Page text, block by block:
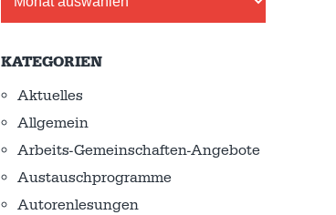
KATEGORIEN
Aktuelles
Allgemein
Arbeits-Gemeinschaften-Angebote
Austausch­programme
Autorenlesungen